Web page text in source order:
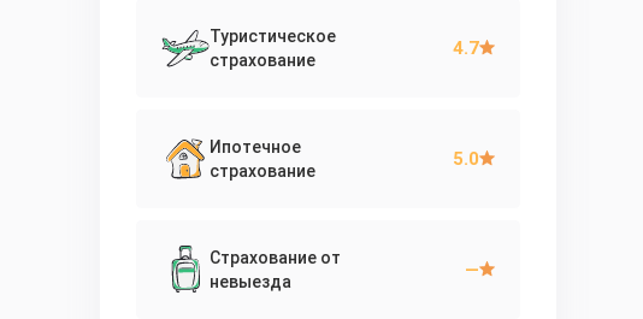
Туристическое
страхование
4.7
Ипотечное
страхование
5.0
Страхование от
невыезда
—